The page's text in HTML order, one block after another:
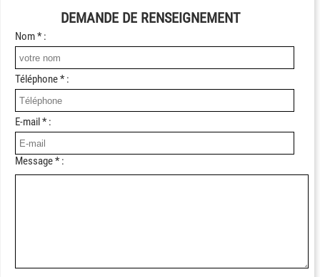
DEMANDE DE RENSEIGNEMENT
Nom * :
Téléphone * :
E-mail * :
Message * :